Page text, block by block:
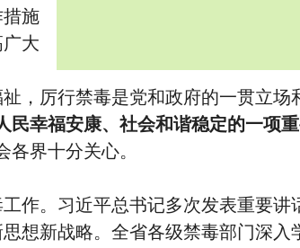
施
大
厉行禁毒是党和政府的一贯立场
民幸福安康、社会和谐稳定的一项
界十分关心。
。习近平总书记多次发表重要讲
想新战略。全省各级禁毒部门深入